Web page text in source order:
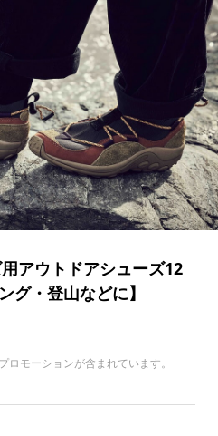
アウトドアシューズ12
グ・登山などに】
モーションが含まれています。